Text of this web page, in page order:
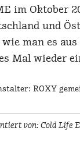
im Oktober
und
wie man es
Mal wieder
ROXY
von: Cold Life